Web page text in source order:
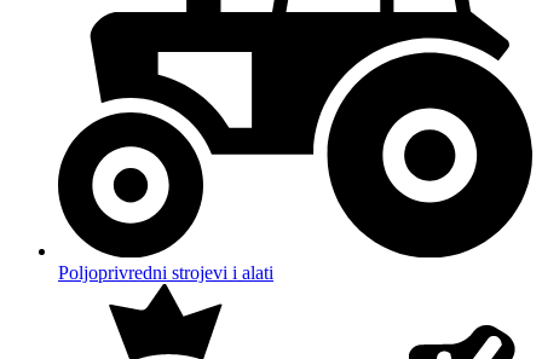
Poljoprivredni strojevi i alati